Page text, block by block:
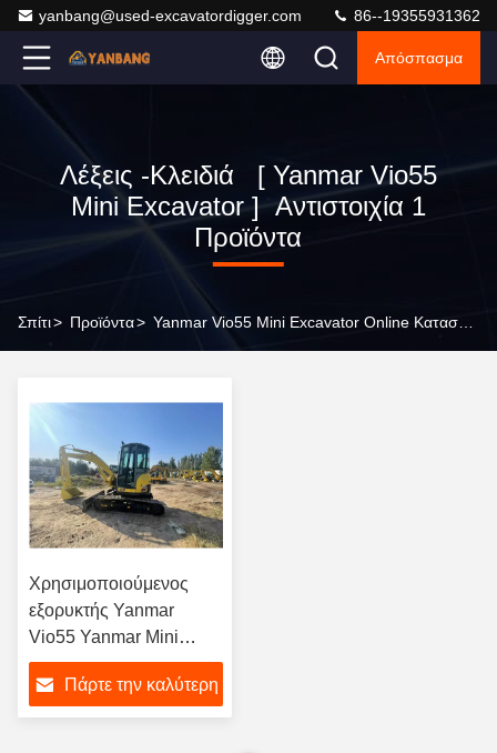
yanbang@used-excavatordigger.com 86--19355931362
Απόσπασμα
Λέξεις -κλειδιά [ Yanmar Vio55
Mini Excavator ] Αντιστοιχία 1
Προϊόντα
Σπίτι> Προϊόντα>
Χρησιμοποιούμενος
εξορυκτής Yanmar
Vio55 Yanmar Mini
Excavator 55
Πάρτε την καλύτερη